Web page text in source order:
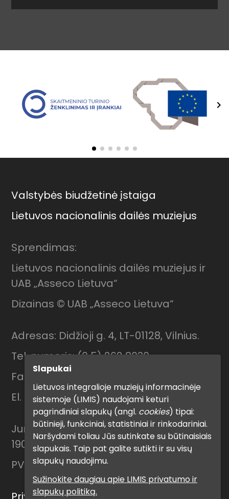
keyboard_arrow_right
Valstybės biudžetinė įstaiga
Lietuvos nacionalinis dailės muziejus
Sprendimas:
Lietuvos nacionalinis dailės muziejus ir
UAB „Asseco Lietuva“
Dizainas © UAB „Asseco Lietuva“
Adresas: Didžioji g. 4, LT-01128, Vilnius.
Tel. numeris: (0 5) 262 8030
Faks. numeris: (0 5) 212 6006
El. paštas: muziejus@lndm.lt
Juridinių asmenų registro kodas:
190756087
PVM mokėtojo kodas: LT 907560811
Slapukai
Lietuvos integralioje muziejų informacinėje
sistemoje (LIMIS) naudojami keturi
pagrindiniai slapukų (angl. cookies) tipai:
būtinieji, funkciniai, statistiniai ir rinkodariniai.
Naršydami toliau Jūs sutinkate su būtinaisiais
slapukais. Taip pat galite sutikti ir su visų
slapukų naudojimu.
Sužinokite daugiau apie LIMIS privatumo ir
slapukų politiką.